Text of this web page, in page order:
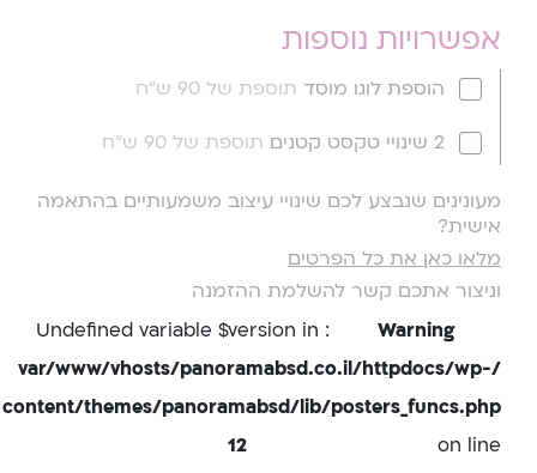
אפשרויות נוספות
הוספת לוגו מוסד תוספת של 90 ש"ח
2 שינויי טקסט קטנים תוספת של 90 ש"ח
מעונינים שנבצע לכם שינויי עיצוב משמעותיים בהתאמה
אישית?
מלאו כאן את כל הפרטים
וניצור אתכם קשר להשלמת ההזמנה
Warning
: Undefined variable $version in
/var/www/vhosts/panoramabsd.co.il/httpdocs/wp-
content/themes/panoramabsd/lib/posters_funcs.php
on line
12